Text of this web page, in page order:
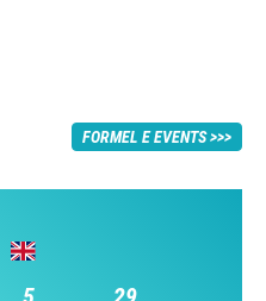
FORMEL E EVENTS